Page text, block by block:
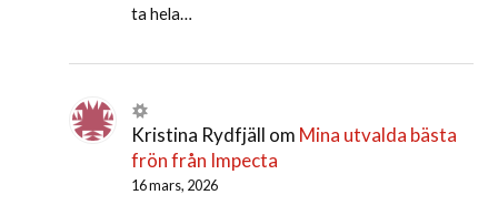
ta hela…
Kristina Rydfjäll om Mina utvalda bästa
frön från Impecta
16 mars, 2026